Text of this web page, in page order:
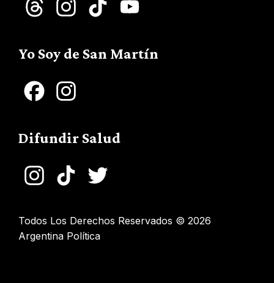
Threads InstagramTikTok
Yo Soy de San Martín
Facebook
Difundir Salud
InstagramTikTok
Todos Los Derechos Reservados © 2026
Argentina Política